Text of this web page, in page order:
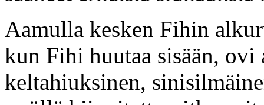
Aamulla kesken Fihin
kun Fihi huutaa sisään, ovi
keltahiuksinen,